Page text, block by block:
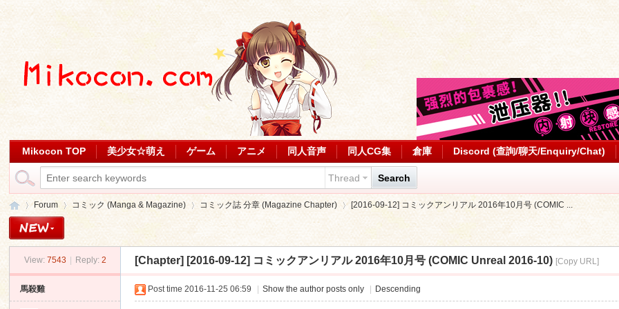
Mikocon TOP 美少女☆萌え ゲーム アニメ 同人音声 同人CG集 倉庫 Discord (查詢/聊天/Enquiry/Chat)
Thread Search
Forum
›
コミック (Manga & Magazine)
›
コミック誌 分章 (Magazine Chapter) [2016-09-12] コミックアンリアル 2016年10月号 (COMIC ...
View: 7543 Reply: 2 [Chapter] [2016-09-12] コミックアンリアル 2016年10月号 (COMIC Unreal 2016-10) [Copy URL]
馬殺雞 Post time 2016-11-25 06:59 Show the author posts only Descending